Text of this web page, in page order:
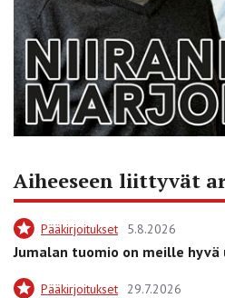
Aiheeseen liittyvät
Pääkirjoitukset 5.8.2026
Jumalan tuomio on meille hyvä
Pääkirjoitukset 29.7.2026